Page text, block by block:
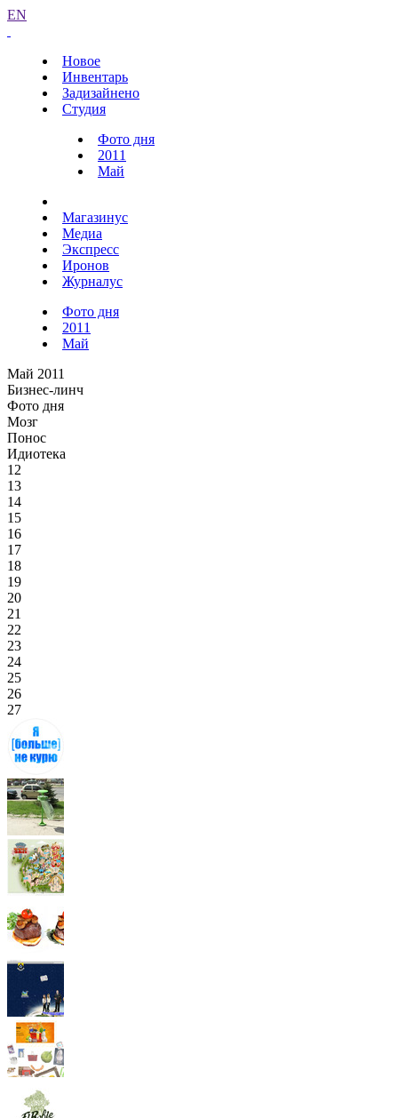
EN
Новое
Инвентарь
Задизайнено
Студия
Фото дня
2011
Май
Магазинус
Медиа
Экспресс
Иронов
Журналус
Фото дня
2011
Май
Май 2011
Бизнес-линч
Фото дня
Мозг
Понос
Идиотека
12
13
14
15
16
17
18
19
20
21
22
23
24
25
26
27